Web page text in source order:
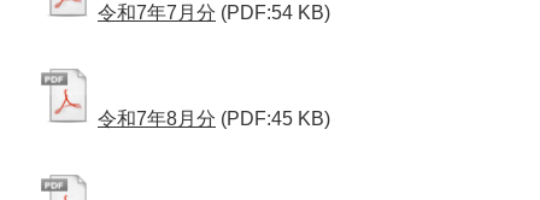
令和7年7月分 (PDF:54 KB)
令和7年8月分 (PDF:45 KB)